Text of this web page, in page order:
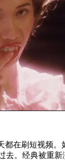
在刷短视频
。经典被重新